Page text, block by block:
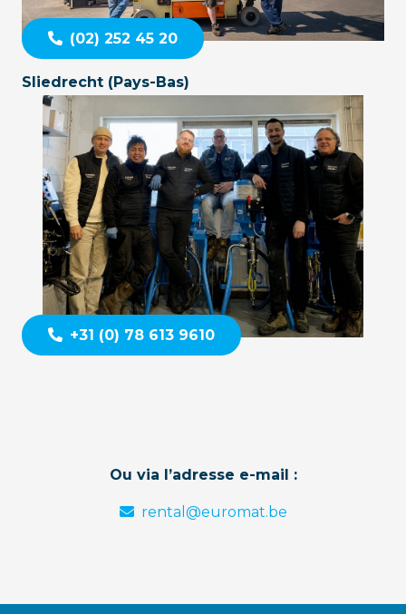
(02) 252 45 20
Sliedrecht (Pays-Bas)
+31 (0) 78 613 9610
Ou via l’adresse e-mail :
rental@euromat.be